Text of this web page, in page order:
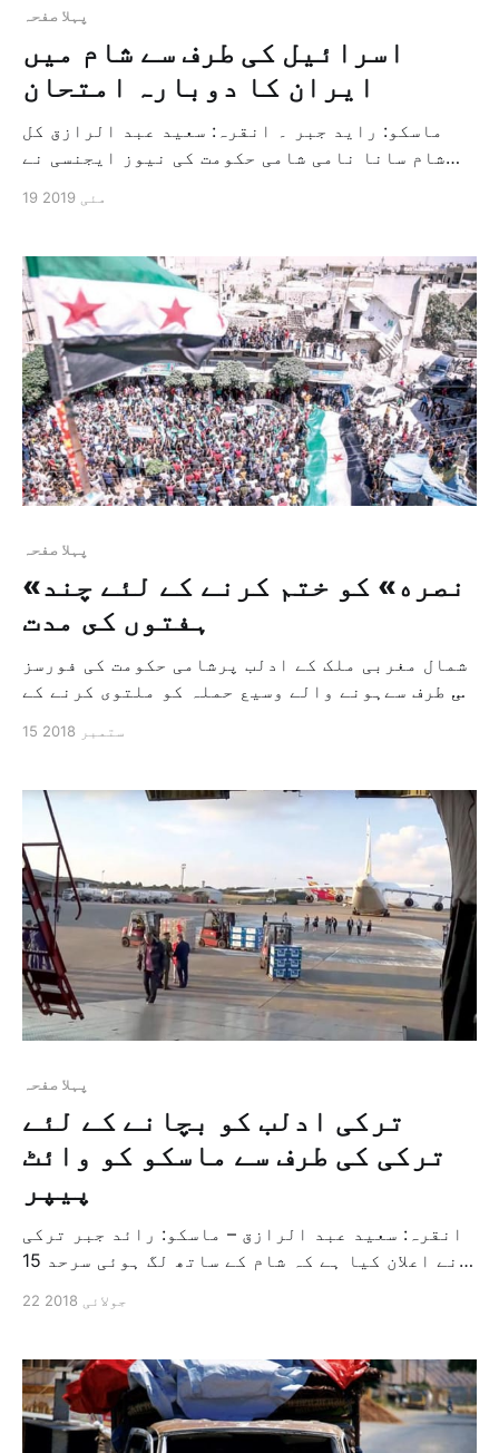
پہلا صفحہ
اسرائیل کی طرف سے شام میں
ایران کا دوبارہ امتحان
ماسکو: راید جبر ۔ انقرہ: سعید عبد الرازق کل
شام سانا نامی شامی حکومت کی نیوز ايجنسی نے
جنوب میں واقع قنیطرہ کی طرف سے آنے والے
جنوب میں واقع ایران کے فوجی […]
19 مئی 2019
پہلا صفحہ
«نصره» كو ختم كرنے كے لئے چند
ہفتوں كى مدت
شمال مغربی ملک کے ادلب پرشامی حکومت کی فورسز
کی طرف سےہونے والے وسیع حملہ کو ملتوی کرنے کے
ڈالا جارہا ہے، انقرہ نے ” فتح شام/ نصره” پر
چند ہفتوں کا وقت دیا ہے (…..)سنیچر– [&
15 ستمبر 2018
پہلا صفحہ
ترکی ادلب کو بچانے کے لئے
ترکی کی طرف سے ماسکو کو وائٹ
پیپر
انقرہ: سعيد عبد الرازق – ماسکو: رائد جبر ترکی
نے اعلان کیا ہے کہ شام کے ساتھ لگ ہوئی سرحد 15
موجود فوجیوں کو فوجی امداد بھیجنے کی وجہ سے
22 جولائی 2018